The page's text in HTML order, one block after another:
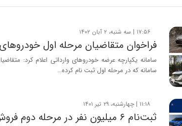
۱۷:۵۶ | سه شنبه، ۲ آبان ۱۴۰۲
فراخوان متقاضیان مرحله اول
سامانه یکپارچه عرضه خودروهای وارداتی اعلام کرد:
سامانه که در مرحله اول ثبت نام کرده…
۱۱:۱۸ | چهارشنبه، ۲۹ تیر ۱۴۰۱
ثبت‌‌نام ۶ میلیون نفر در مرحله دوم فروش یکپارچه خودرو